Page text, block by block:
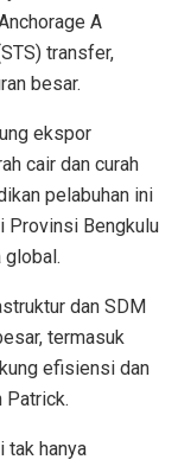
A
transfer,
besar.
ekspor
cair dan curah
pelabuhan ini
Provinsi Bengkulu
dan SDM
termasuk
efisiensi dan
Patrick.
tak hanya